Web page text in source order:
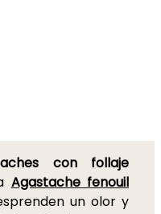
con follaje
Agastache fenouil
un olor y